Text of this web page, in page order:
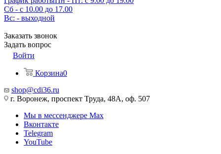
Сб - с 10.00 до 17.00
Вс: - выходной
Заказать звонок
Задать вопрос
Войти
Корзина0
shop@cdi36.ru
г. Воронеж, проспект Труда, 48А, оф. 507
Мы в мессенджере Max
Вконтакте
Telegram
YouTube